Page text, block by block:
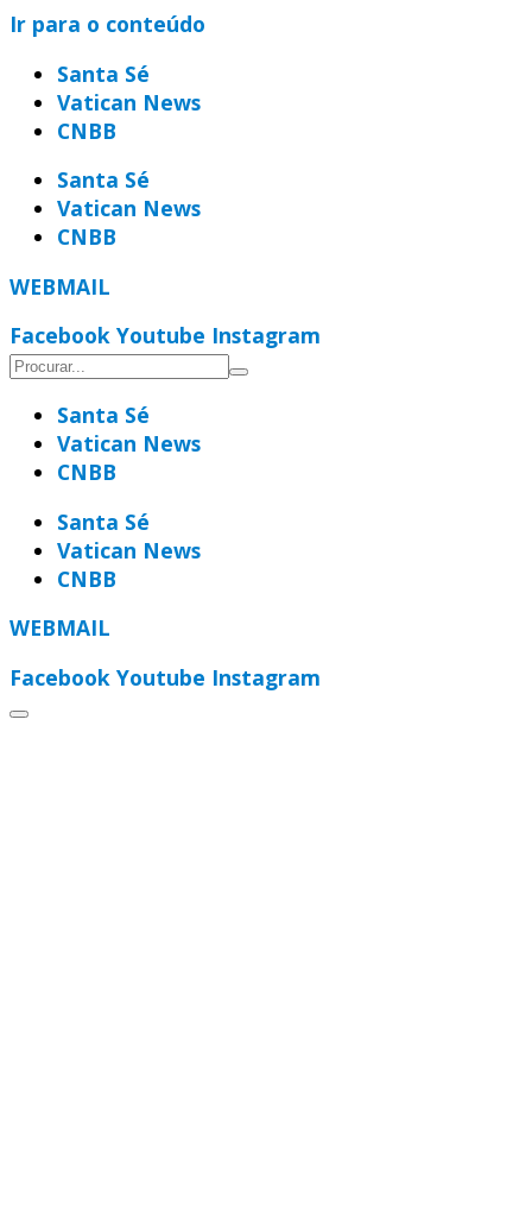
Ir para o conteúdo
Santa Sé
Vatican News
CNBB
Santa Sé
Vatican News
CNBB
WEBMAIL
Facebook Youtube Instagram
Santa Sé
Vatican News
CNBB
Santa Sé
Vatican News
CNBB
WEBMAIL
Facebook Youtube Instagram